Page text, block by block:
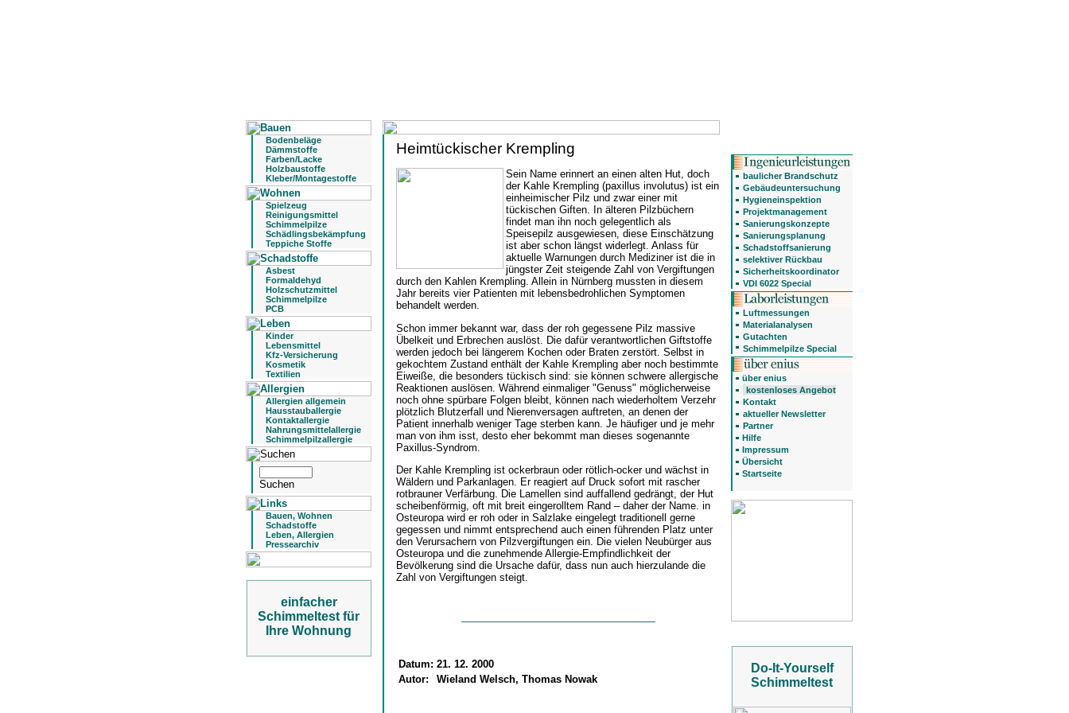
Bodenbeläge
Dämmstoffe
Farben/Lacke
Holzbaustoffe
Kleber/Montagestoffe
Spielzeug
Reinigungsmittel
Schimmelpilze
Schädlingsbekämpfung
Teppiche Stoffe
Asbest
Formaldehyd
Holzschutzmittel
Schimmelpilze
PCB
Kinder
Lebensmittel
Kfz-Versicherung
Kosmetik
Textilien
Allergien allgemein
Hausstauballergie
Kontaktallergie
Nahrungsmittelallergie
Schimmelpilzallergie
Bauen, Wohnen
Schadstoffe
Leben, Allergien
Pressearchiv
einfacher
Schimmeltest für
Ihre Wohnung
Heimtückischer Krempling
Sein Name erinnert an einen alten Hut, doch
der Kahle Krempling (paxillus involutus) ist ein
einheimischer Pilz und zwar einer mit
tückischen Giften. In älteren Pilzbüchern
findet man ihn noch gelegentlich als
Speisepilz ausgewiesen, diese Einschätzung
ist aber schon längst widerlegt. Anlass für
aktuelle Warnungen durch Mediziner ist die in
jüngster Zeit steigende Zahl von Vergiftungen
durch den Kahlen Krempling. Allein in Nürnberg mussten in diesem
Jahr bereits vier Patienten mit lebensbedrohlichen Symptomen
behandelt werden.
Schon immer bekannt war, dass der roh gegessene Pilz massive
Übelkeit und Erbrechen auslöst. Die dafür verantwortlichen Giftstoffe
werden jedoch bei längerem Kochen oder Braten zerstört. Selbst in
gekochtem Zustand enthält der Kahle Krempling aber noch bestimmte
Eiweiße, die besonders tückisch sind: sie können schwere allergische
Reaktionen auslösen. Während einmaliger "Genuss" möglicherweise
noch ohne spürbare Folgen bleibt, können nach wiederholtem Verzehr
plötzlich Blutzerfall und Nierenversagen auftreten, an denen der
Patient innerhalb weniger Tage sterben kann. Je häufiger und je mehr
man von ihm isst, desto eher bekommt man dieses sogenannte
Paxillus-Syndrom.
Der Kahle Krempling ist ockerbraun oder rötlich-ocker und wächst in
Wäldern und Parkanlagen. Er reagiert auf Druck sofort mit rascher
rotbrauner Verfärbung. Die Lamellen sind auffallend gedrängt, der Hut
scheibenförmig, oft mit breit eingerolltem Rand – daher der Name. in
Osteuropa wird er roh oder in Salzlake eingelegt traditionell gerne
gegessen und nimmt entsprechend auch einen führenden Platz unter
den Verursachern von Pilzvergiftungen ein. Die vielen Neubürger aus
Osteuropa und die zunehmende Allergie-Empfindlichkeit der
Bevölkerung sind die Ursache dafür, dass nun auch hierzulande die
Zahl von Vergiftungen steigt.
Datum: 21. 12. 2000
Autor:
Wieland Welsch, Thomas Nowak
baulicher Brandschutz
Gebäudeuntersuchung
Hygieneinspektion
Projektmanagement
Sanierungskonzepte
Sanierungsplanung
Schadstoffsanierung
selektiver Rückbau
Sicherheitskoordinator
VDI 6022 Special
Luftmessungen
Materialanalysen
Gutachten
Schimmelpilze Special
über enius
kostenloses Angebot
Kontakt
aktueller Newsletter
Partner
Hilfe
Impressum
Übersicht
Startseite
Do-It-Yourself
Schimmeltest